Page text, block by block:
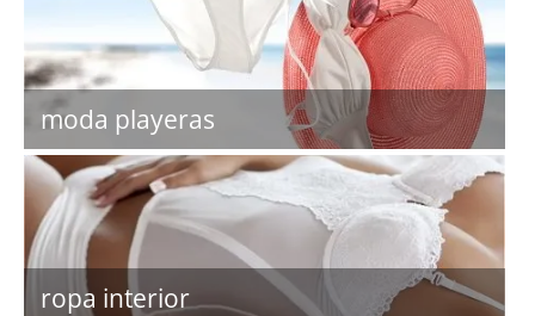
moda playeras
ropa interior